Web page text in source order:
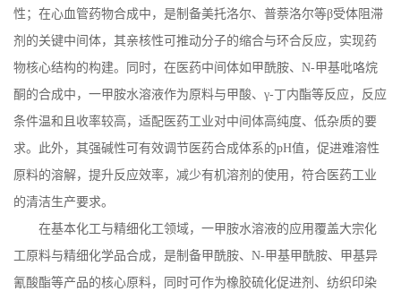
性；在心血管药物合成中，是制备美托洛尔、普萘洛尔等β受体阻滞
剂的关键中间体，其亲核性可推动分子的缩合与环合反应，实现药
物核心结构的构建。同时，在医药中间体如甲酰胺、 N-甲基吡咯烷
酮的合成中，一甲胺水溶液作为原料与甲酸、γ-丁内酯等反应，反应
条件温和且收率较高，适配医药工业对中间体高纯度、低杂质的要
求。此外，其强碱性可有效调节医药合成体系的pH值，促进难溶性
原料的溶解，提升反应效率，减少有机溶剂的使用，符合医药工业
的清洁生产要求。
在基本化工与精细化工领域，一甲胺水溶液的应用覆盖大宗化
工原料与精细化学品合成，是制备甲酰胺、 N-甲基甲酰胺、甲基异
氰酸酯等产品的核心原料，同时可作为橡胶硫化促进剂、纺织印染